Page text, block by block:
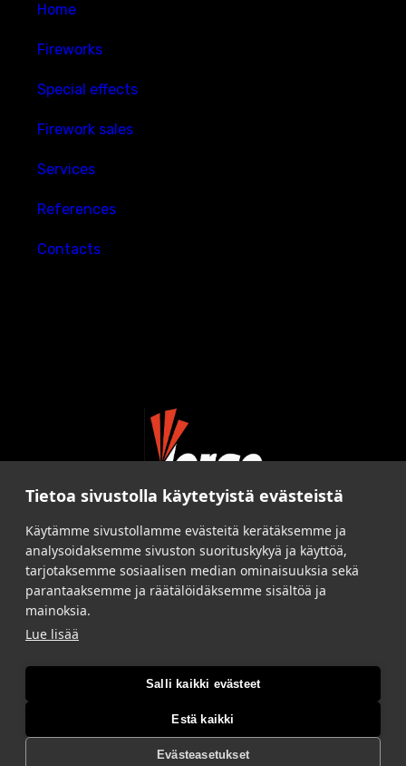
Home
Fireworks
Special effects
Firework sales
Services
References
Contacts
Tietoa sivustolla käytetyistä evästeistä
Käytämme sivustollamme evästeitä kerätäksemme ja
analysoidaksemme sivuston suorituskykyä ja käyttöä,
tarjotaksemme sosiaalisen median ominaisuuksia sekä
parantaaksemme ja räätälöidäksemme sisältöä ja
mainoksia.
Lue lisää
Salli kaikki evästeet
Estä kaikki
Evästeasetukset